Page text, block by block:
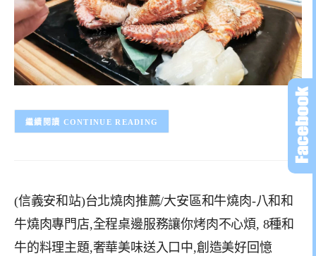
CONTINUE READING
(信義安和站)台北燒肉推薦/大安區和牛燒肉-八和和
牛燒肉專門店,全程桌邊服務讓你烤肉不心煩, 8種和
牛的料理主題,奢華美味送入口中,創造美好回憶